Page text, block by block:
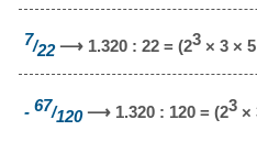
7/22 ⟶ 1.320 : 22 = (23 × 3 ×
- 67/120 ⟶ 1.320 : 120 = (23 ×